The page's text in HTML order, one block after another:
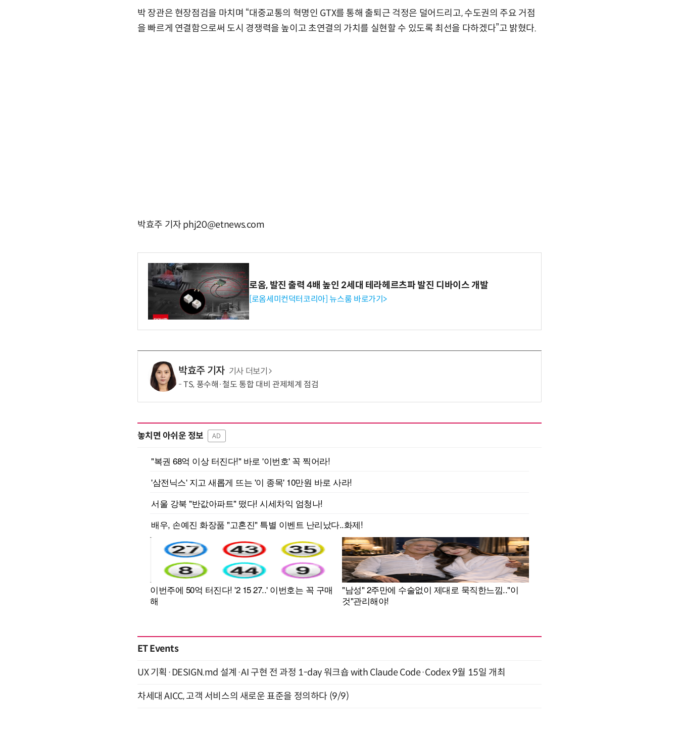
박 장관은 현장점검을 마치며 “대중교통의 혁명인 GTX를 통해 출퇴근 걱정은 덜어드리고, 수도권의 주요 거점
을 빠르게 연결함으로써 도시 경쟁력을 높이고 초연결의 가치를 실현할 수 있도록 최선을 다하겠다”고 밝혔다.
박효주 기자 phj20@etnews.com
로옴, 발진 출력 4배 높인 2세대 테라헤르츠파 발진 디바이스 개발
[로옴세미컨덕터코리아] 뉴스룸 바로가기>
박효주 기자 기사 더보기
TS, 풍수해·철도 통합 대비 관제체계 점검
놓치면 아쉬운 정보 AD
ET Events
UX 기획·DESIGN.md 설계·AI 구현 전 과정 1-day 워크숍 with Claude Code·Codex 9월 15일 개최
차세대 AICC, 고객 서비스의 새로운 표준을 정의하다 (9/9)